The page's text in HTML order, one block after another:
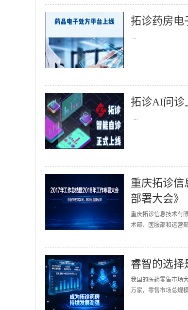
拓诊药房电
...
拓诊AI问诊
...
重庆拓诊信
部署大会》
重庆拓诊信息技术有
术部、医服部和运营
睿智的选择
我国的医药零售市场
万家，零售市场总规